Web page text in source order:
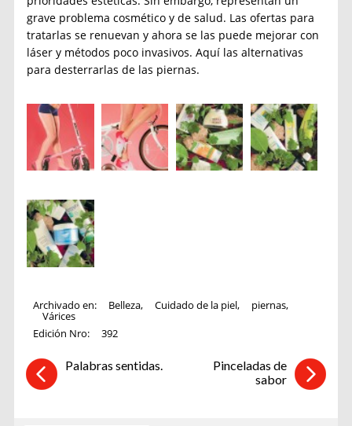
grave problema cosmético y de salud. Las ofertas para
tratarlas se renuevan y ahora se las puede mejorar con
láser y métodos poco invasivos. Aquí las alternativas
para desterrarlas de las piernas.
Archivado en: Belleza, Cuidado de la piel, piernas,
Várices
Edición Nro:
392
Palabras sentidas.
Pinceladas de
sabor